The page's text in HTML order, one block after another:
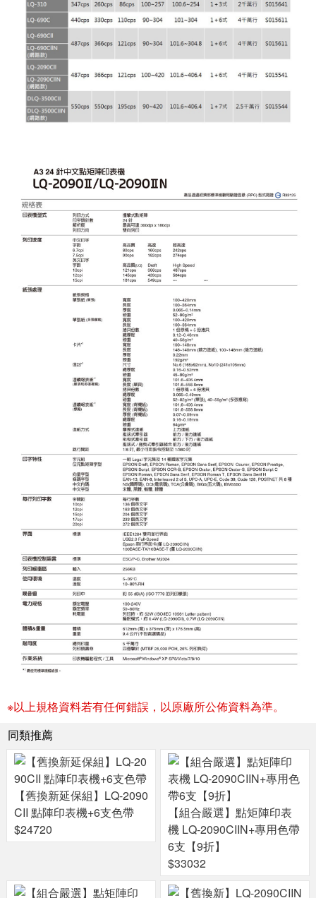
※以上規格資料若有任何錯誤，以原廠所公佈資料為準。
同類推薦
【舊換新延保組】LQ-2090
CII 點陣印表機+6支色帶
$24720
【組合嚴選】點矩陣印表
機 LQ-2090CIIN+專用色帶
6支【9折】
$33032